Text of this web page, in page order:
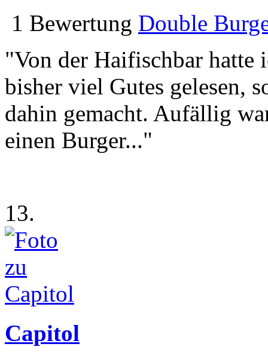
1 Bewertung Double
"Von der Haifischbar hatte
bisher viel Gutes gelesen,
dahin gemacht. Aufällig
einen Burger..."
13.
Capitol